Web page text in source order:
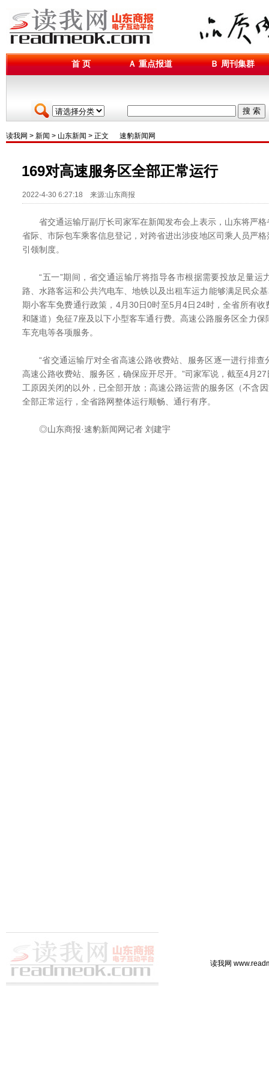
首 页 Ａ 重点报道 Ｂ 周刊集群
搜 索
读我网 > 新闻 > 山东新闻 > 正文 速豹新闻网
169对高速服务区全部正常运行
2022-4-30 6:27:18 来源:山东商报
省交通运输厅副厅长司家军在新闻发布会上表示，山东将严格
省际、市际包车乘客信息登记，对跨省进出涉疫地区司乘人员严
引领制度。
“五一”期间，省交通运输厅将指导各市根据需要投放足量运
路、水路客运和公共汽电车、地铁以及出租车运力能够满足民众
期小客车免费通行政策，4月30日0时至5月4日24时，全省所有
和隧道）免征7座及以下小型客车通行费。高速公路服务区全力
车充电等各项服务。
“省交通运输厅对全省高速公路收费站、服务区逐一进行排查
高速公路收费站、服务区，确保应开尽开。”司家军说，截至4月
工原因关闭的以外，已全部开放；高速公路运营的服务区（不含
全部正常运行，全省路网整体运行顺畅、通行有序。
◎山东商报·速豹新闻网记者 刘建宇
读我网